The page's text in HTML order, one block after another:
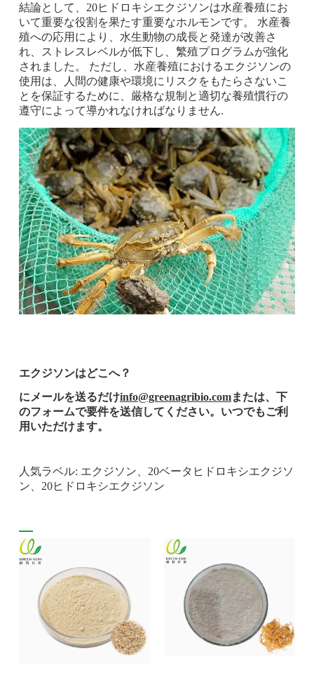
結論として、20ヒドロキシエクジソンは水産養殖にお
いて重要な役割を果たす重要なホルモンです。 水産養
殖への応用により、水生動物の成長と発達が改善さ
れ、ストレスレベルが低下し、繁殖プログラムが強化
されました。 ただし、水産養殖におけるエクジソンの
使用は、人間の健康や環境にリスクをもたらさないこ
とを保証するために、厳格な規制と適切な養殖慣行の
遵守によって導かれなければなりません.
エクジソンはどこへ？
にメールを送るだけinfo@greenagribio.comまたは、下
のフォームで要件を送信してください。いつでもご利
用いただけます。
人気ラベル: エクジソン、20ベータヒドロキシエクジソ
ン、20ヒドロキシエクジソン